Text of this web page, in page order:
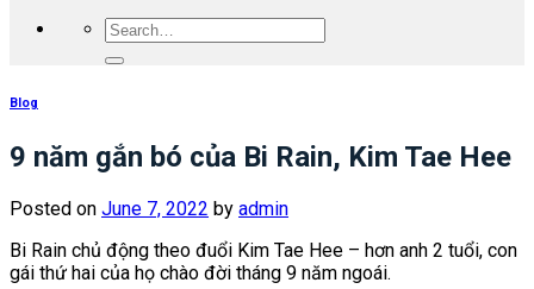
Blog
9 năm gắn bó của Bi Rain, Kim Tae Hee
Posted on June 7, 2022 by admin
Bi Rain chủ động theo đuổi Kim Tae Hee – hơn anh 2 tuổi, con
gái thứ hai của họ chào đời tháng 9 năm ngoái.